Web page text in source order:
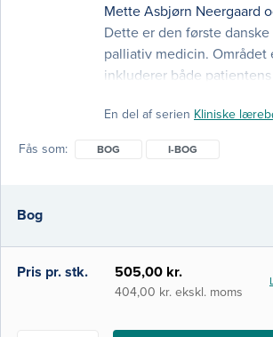
Mette Asbjørn Neergaard
Dette er den første
palliativ medicin. Området
inkluderer både
psykiske, sociale og
udvalgt emne, eller som
En del af serien Kliniske
Fås som BOG I-BOG
Bog
i-bog
Pris pr. stk. 505,00 kr.
404,00 kr. ekskl. moms